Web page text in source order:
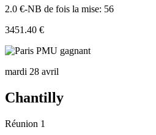
2.0 €-NB de fois la mise: 56
3451.40 €
mardi 28 avril
Chantilly
Réunion 1